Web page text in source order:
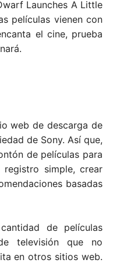
Launches A Little
películas vienen con
el cine, prueba
web de descarga de
de Sony. Así que,
de películas para
registro simple, crear
basadas
de películas
televisión que no
en otros sitios web.